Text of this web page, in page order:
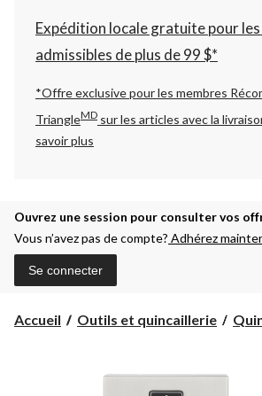
Expédition locale gratuite pour
admissibles de plus de 99 $*
*Offre exclusive pour les membres
TriangleMD sur les articles avec la
savoir plus
Ouvrez une session pour consulter vos
Vous n’avez pas de compte? Adhérez
Se connecter
Accueil Outils et quincaillerie